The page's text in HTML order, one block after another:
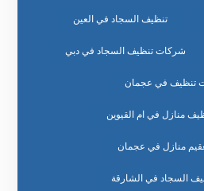
تنظيف السجاد في العين
شركات تنظيف السجاد في دبي
تنظيف في عجمان
منازل في ام القيوين
منازل في عجمان
السجاد في الشارقة